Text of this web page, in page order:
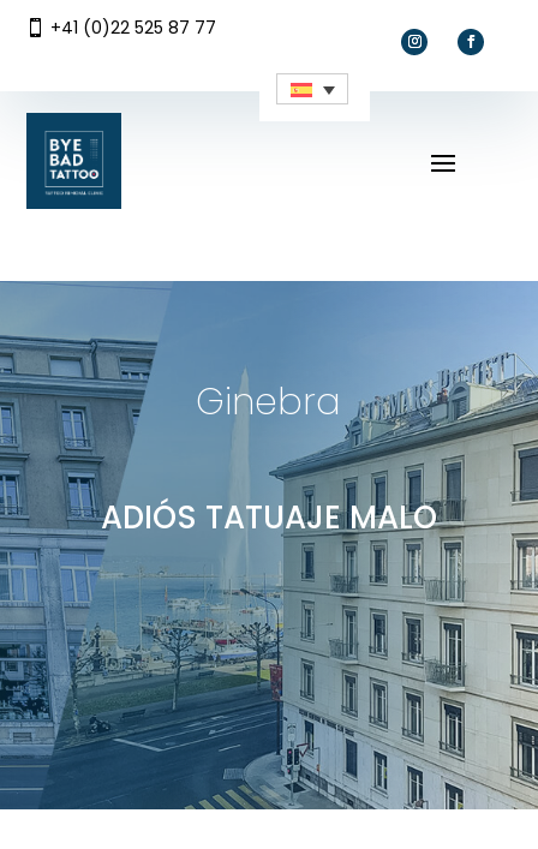
 +41 (0)22 525 87 77
Ginebra
ADIÓS TATUAJE MALO
DEVIS EN LIGNE
DEVIS EN LIGNE